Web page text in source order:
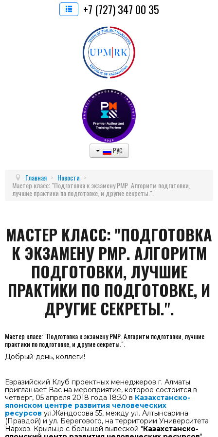
+7 (727) 347 00 35
РУС
Главная > Новости >
Мастер класс: "Подготовка к экзамену РМР. Алгоритм подготовки,
лучшие практики по подготовке, и другие секреты.".
МАСТЕР КЛАСС: "ПОДГОТОВКА
К ЭКЗАМЕНУ РМР. АЛГОРИТМ
ПОДГОТОВКИ, ЛУЧШИЕ
ПРАКТИКИ ПО ПОДГОТОВКЕ, И
ДРУГИЕ СЕКРЕТЫ.".
Мастер класс: "Подготовка к экзамену РМР. Алгоритм подготовки, лучшие
практики по подготовке, и другие секреты.".
Добрый день, коллеги!
Евразийский Клуб проектных менеджеров г. Алматы
приглашает Вас на мероприятие, которое состоится в
четверг, 05 апреля 2018 года 18:30 в Казахстанско-
японском центре развития человеческих
ресурсов ул.Жандосова 55, между ул. Алтынсарина
(Правдой) и ул. Берегового, на территории Университета
Нархоз. Крыльцо с большой вывеской "Казахстанско-